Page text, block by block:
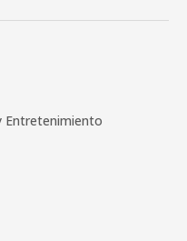
Entretenimiento